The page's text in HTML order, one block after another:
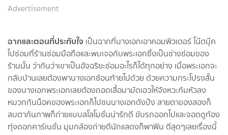
Advertisement
ฉากและตอนที่ประทับใจ เป็นฉากที่นางเอกเอาคอมพิวเตอร์ โน๊ตบุ๊ค
ไปซ่อมที่ร้านซ่อมมือถือและพบเจอกับพระเอกซึ่งเป็นช่างซ่อมของ
ร้านนั้น ว่ากันว่าเขาเป็นอัจฉริยะซ่อมอะไรก็ได้ทุกอย่าง เมื่อพระเอกจะ
กลับบ้านเลยต้องพานางเอกซ้อนท้ายไปด้วย ด้วยความกระโปรงสั้น
ของนางเอกพระเอกเลยต้องถอดเสื้อมามัดเอวให้จังหวะก้มหัวลง
หมวกกันน็อคของพระเอกก็ไปชนนางเอกดังป๋ง สายตาของสองก็
สบตากันภาพก็ถ่ายแบบสโลโมชั่นน่ารักดี ขับรถออกไปและจอดดูท้อง
ทุ่งดอกคาร์เนชั่น มุมกล้องถ่ายดีนักแสดงก็พาฟิน ดีสุดๆเลยเรื่องนี้